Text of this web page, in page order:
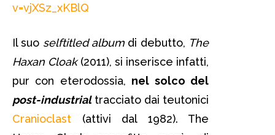
v=vjXSz_xKBlQ
Il suo selftitled album di debutto, The
Haxan Cloak(2011), si inserisce infatti,
pur con eterodossia, nel solco del
post-industrialtracciato dai teutonici
Cranioclast (attivi dal 1982). The